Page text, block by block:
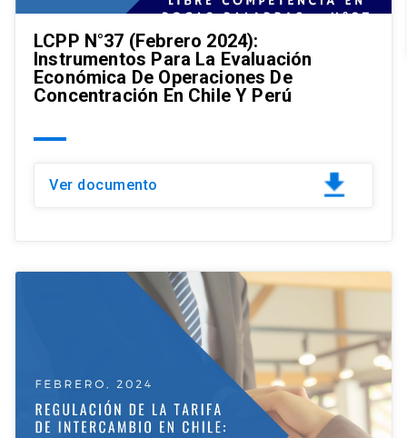
LCPP N°37 (Febrero 2024):
Instrumentos Para La Evaluación
Económica De Operaciones De
Concentración En Chile Y Perú
Ver documento